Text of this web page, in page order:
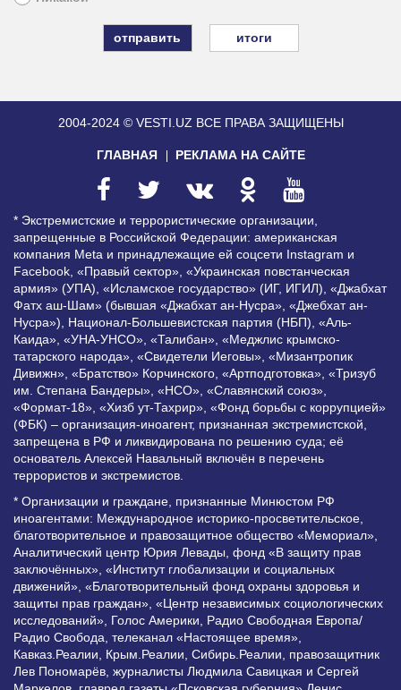
итоги
2004-2024 © VESTI.UZ ВСЕ ПРАВА ЗАЩИЩЕНЫ
ГЛАВНАЯ РЕКЛАМА НА САЙТЕ
* Экстремистские и террористические организации,
запрещенные в Российской Федерации: американская
компания Meta и принадлежащие ей соцсети Instagram и
Facebook, «Правый сектор», «Украинская повстанческая
армия» (УПА), «Исламское государство» (ИГ, ИГИЛ), «Джабхат
Фатх аш-Шам» (бывшая «Джабхат ан-Нусра», «Джебхат ан-
Нусра»), Национал-Большевистская партия (НБП), «Аль-
Каида», «УНА-УНСО», «Талибан», «Меджлис крымско-
татарского народа», «Свидетели Иеговы», «Мизантропик
Дивижн», «Братство» Корчинского, «Артподготовка», «Тризуб
им. Степана Бандеры», «НСО», «Славянский союз»,
«Формат-18», «Хизб ут-Тахрир», «Фонд борьбы с коррупцией»
(ФБК) – организация-иноагент, признанная экстремистской,
запрещена в РФ и ликвидирована по решению суда; её
основатель Алексей Навальный включён в перечень
террористов и экстремистов.
* Организации и граждане, признанные Минюстом РФ
иноагентами: Международное историко-просветительское,
благотворительное и правозащитное общество «Мемориал»,
Аналитический центр Юрия Левады, фонд «В защиту прав
заключённых», «Институт глобализации и социальных
движений», «Благотворительный фонд охраны здоровья и
защиты прав граждан», «Центр независимых социологических
исследований», Голос Америки, Радио Свободная Европа/
Радио Свобода, телеканал «Настоящее время»,
Кавказ.Реалии, Крым.Реалии, Сибирь.Реалии, правозащитник
Лев Пономарёв, журналисты Людмила Савицкая и Сергей